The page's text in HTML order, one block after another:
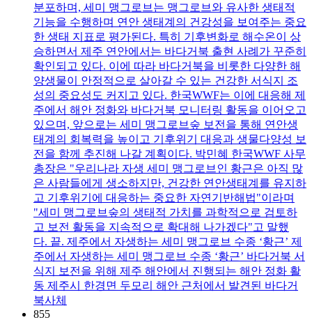
분포하며, 세미 맹그로브는 맹그로브와 유사한 생태적
기능을 수행하며 연안 생태계의 건강성을 보여주는 중요
한 생태 지표로 평가된다. 특히 기후변화로 해수온이 상
승하면서 제주 연안에서는 바다거북 출현 사례가 꾸준히
확인되고 있다. 이에 따라 바다거북을 비롯한 다양한 해
양생물이 안정적으로 살아갈 수 있는 건강한 서식지 조
성의 중요성도 커지고 있다. 한국WWF는 이에 대응해 제
주에서 해안 정화와 바다거북 모니터링 활동을 이어오고
있으며, 앞으로는 세미 맹그로브숲 보전을 통해 연안생
태계의 회복력을 높이고 기후위기 대응과 생물다양성 보
전을 함께 추진해 나갈 계획이다. 박민혜 한국WWF 사무
총장은 "우리나라 자생 세미 맹그로브인 황근은 아직 많
은 사람들에게 생소하지만, 건강한 연안생태계를 유지하
고 기후위기에 대응하는 중요한 자연기반해법"이라며
"세미 맹그로브숲의 생태적 가치를 과학적으로 검토하
고 보전 활동을 지속적으로 확대해 나가겠다"고 말했
다. 끝. 제주에서 자생하는 세미 맹그로브 수종 ‘황근’ 제
주에서 자생하는 세미 맹그로브 수종 ‘황근’ 바다거북 서
식지 보전을 위해 제주 해안에서 진행되는 해안 정화 활
동 제주시 한경면 두모리 해안 근처에서 발견된 바다거
북사체
855